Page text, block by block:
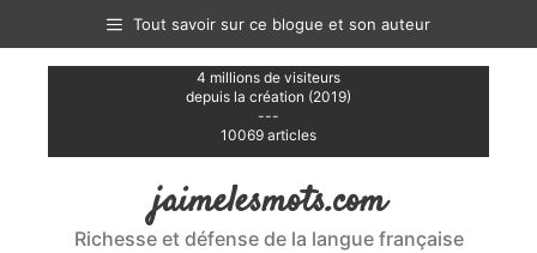
contenu
Tout savoir sur ce blogue et son auteur
4 millions de visiteurs
depuis la création (2019)
---
10069 articles
jaimelesmots.com
Richesse et défense de la langue française